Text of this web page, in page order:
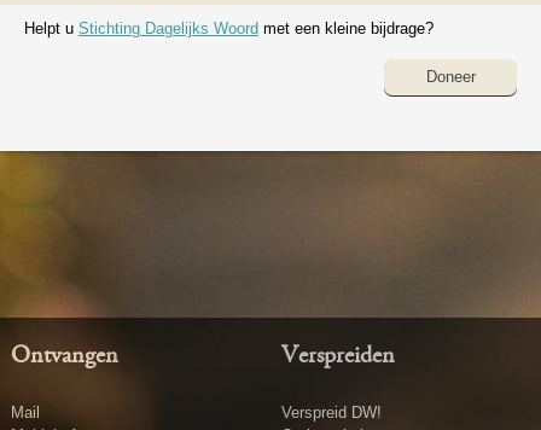
Helpt u Stichting Dagelijks Woord met een kleine bijdrage?
Doneer
Ontvangen
Mail
Verspreiden
Verspreid DW!